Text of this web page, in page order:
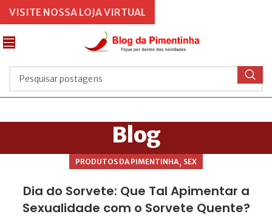
Blog
PRODUTOS DA PIMENTINHA, SEX
Dia do Sorvete: Que Tal Apimentar a
Sexualidade com o Sorvete Quente?
VISITE NOSSA LOJA VIRTUAL